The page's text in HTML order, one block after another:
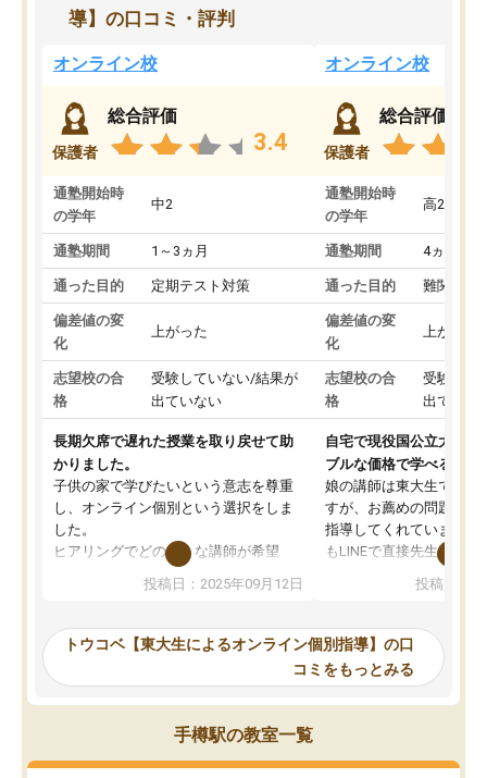
導】の口コミ・評判
オンライン校
保護者
総合評価
3.4
通塾開始時
の学年
中2
通塾期間 1～3ヵ月
通った目的 定期テスト対策
偏差値の変
化
上がった
志望校の合
格
受験していない/結果が
出ていない
長期欠席で遅れた授業を取り戻せて助
かりました。
子供の家で学びたいという意志を尊重
し、オンライン個別という選択をしま
した。
ヒアリングでどのような講師が希望
か、オプションは付帯するかなど選ぶ
事が出来ました。
ーティングを行い、その講師で良いか
見てから講師を決定する事ができま
す。
うちの子は、初回面談の講師の方で決
投稿日：2025年09月12日
オンライン校
保護者
総合評価
通塾開始時
の学年
高2
通塾期間 4ヵ月～1
通った目的 難関私立
偏差値の変
化
上がった
志望校の合
格
受験して
出ていな
自宅で現役国公立大学生
ブルな価格で学べる
娘の講師は東大生では無
すが、お薦めの問題集や
指導してくれています。
もLINEで直接先生に質問
めれるので、個人に合
いなのがあり(有料)、受
ことをどんなスケジュー
くか相談したのですが、
ち期待したものではなく
くなってきたようなので
投稿日：
トウコベ【東大生によるオンライン個別指導】の口
コミをもっとみる
手樽駅の教室一覧